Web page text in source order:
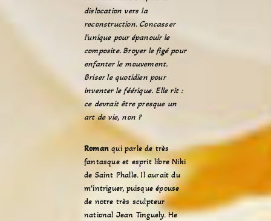
dislocation vers la
reconstruction. Concasser
l’unique pour épanouir le
composite. Broyer le figé pour
enfanter le mouvement.
Briser le quotidien pour
inventer le féérique. Elle rit :
ce devrait être presque un
art de vie, non ?
Roman qui parle de très
fantasque et esprit libre Niki
de Saint Phalle. Il aurait du
m’intriguer, puisque épouse
de notre très sculpteur
national Jean Tinguely. He